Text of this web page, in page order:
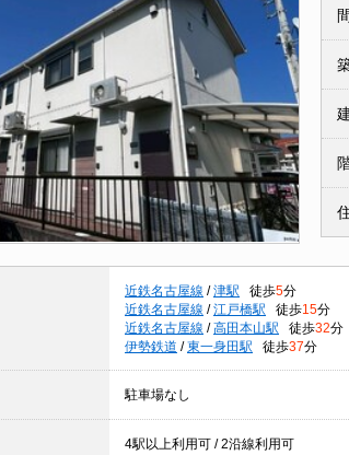
近鉄名古屋線 / 津駅 徒歩5分
近鉄名古屋線 / 江戸橋駅 徒歩15分
近鉄名古屋線 / 高田本山駅 徒歩32分
伊勢鉄道 / 東一身田駅 徒歩37分
駐車場なし
4駅以上利用可 / 2沿線利用可